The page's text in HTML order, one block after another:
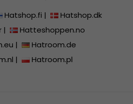
Hatshop.fi |
Hatshop.dk
|
Hatteshoppen.no
|
Hatroom.de
| Hatroom.pl